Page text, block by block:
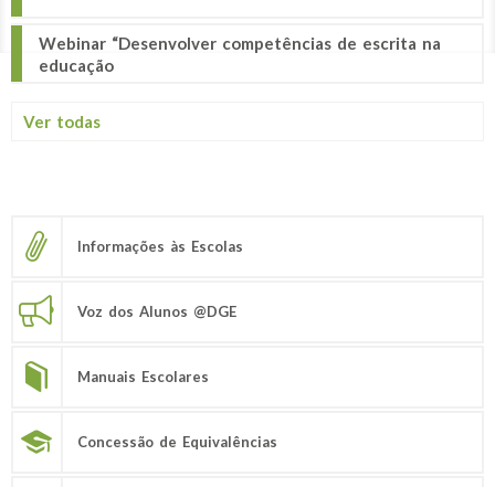
Webinar “Desenvolver competências de escrita na
educação
Ver todas
Informações às Escolas
Voz dos Alunos @DGE
Manuais Escolares
Concessão de Equivalências